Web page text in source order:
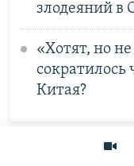
злодеяний в
«Хотят, но
сократилось
Китая?